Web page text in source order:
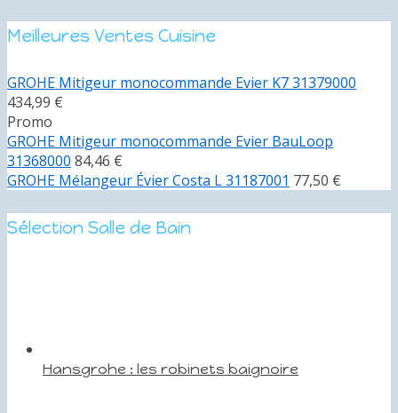
Meilleures Ventes Cuisine
GROHE Mitigeur monocommande Evier K7 31379000
434,99 €
Promo
GROHE Mitigeur monocommande Evier BauLoop
31368000 84,46 €
GROHE Mélangeur Évier Costa L 31187001 77,50 €
Sélection Salle de Bain
Hansgrohe : les robinets baignoire